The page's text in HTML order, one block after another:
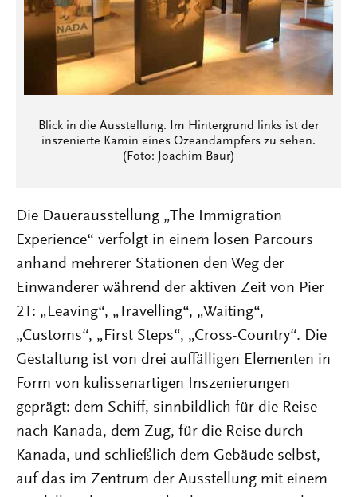
Blick in die Ausstellung. Im Hintergrund links ist der
inszenierte Kamin eines Ozeandampfers zu sehen.
(Foto: Joachim Baur)
Die Dauerausstellung „The Immigration
Experience“ verfolgt in einem losen Parcours
anhand mehrerer Stationen den Weg der
Einwanderer während der aktiven Zeit von Pier
21: „Leaving“, „Travelling“, „Waiting“,
„Customs“, „First Steps“, „Cross-Country“. Die
Gestaltung ist von drei auffälligen Elementen in
Form von kulissenartigen Inszenierungen
geprägt: dem Schiff, sinnbildlich für die Reise
nach Kanada, dem Zug, für die Reise durch
Kanada, und schließlich dem Gebäude selbst,
auf das im Zentrum der Ausstellung mit einem